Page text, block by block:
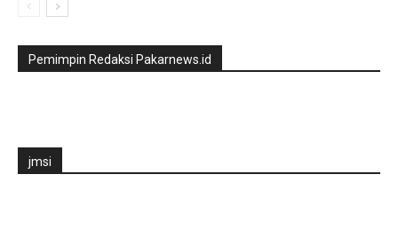
Pemimpin Redaksi Pakarnews.id
jmsi